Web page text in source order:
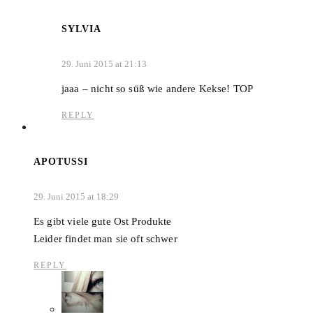
SYLVIA
29. Juni 2015 at 21:13
jaaa – nicht so süß wie andere Kekse! TOP
REPLY
APOTUSSI
29. Juni 2015 at 18:29
Es gibt viele gute Ost Produkte
Leider findet man sie oft schwer
REPLY